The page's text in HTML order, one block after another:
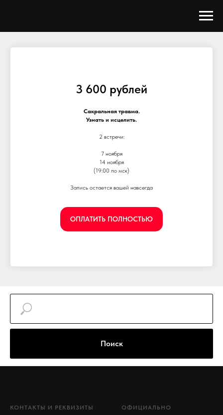
3 600 рублей
Сакральная травма.
Узнать и исцелить.
2 встречи:
7 ноября
14 ноября
(19:00 по мск)
Запись остается вашей навсегда
ОПЛАТИТЬ ПОЛНОСТЬЮ
Поиск
КОНТАКТЫ И РЕКВИЗИТЫ ОФИЦИАЛЬНО